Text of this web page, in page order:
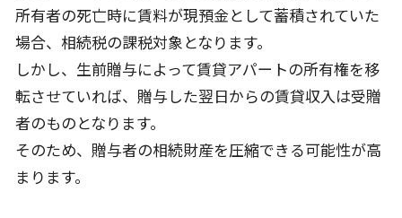
所有者の死亡時に賃料が現預金として蓄積されていた
場合、相続税の課税対象となります。
しかし、生前贈与によって賃貸アパートの所有権を移
転させていれば、贈与した翌日からの賃貸収入は受贈
者のものとなります。
そのため、贈与者の相続財産を圧縮できる可能性が高
まります。